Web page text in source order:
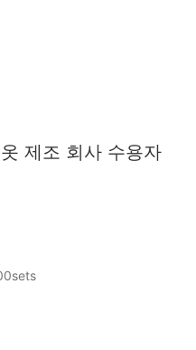
제조 회사 수용자